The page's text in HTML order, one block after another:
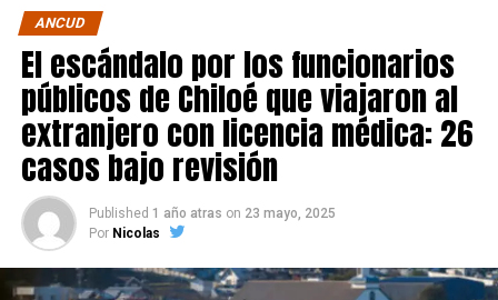
ANCUD
El escándalo por los funcionarios
públicos de Chiloé que viajaron al
extranjero con licencia médica: 26
casos bajo revisión
Published 1 año atras on 23 mayo, 2025
Por Nicolas